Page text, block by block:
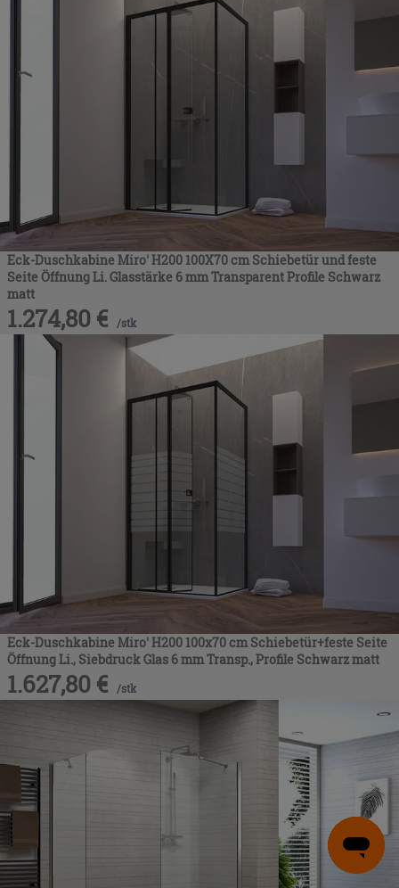
Eck-Duschkabine Miro' H200 100X70 cm Schiebetür und feste
Seite Öffnung Li. Glasstärke 6 mm Transparent Profile Schwarz
matt
1.274,80 € /stk
Eck-Duschkabine Miro' H200 100x70 cm Schiebetür+feste Seite
Öffnung Li., Siebdruck Glas 6 mm Transp., Profile Schwarz matt
1.627,80 € /stk